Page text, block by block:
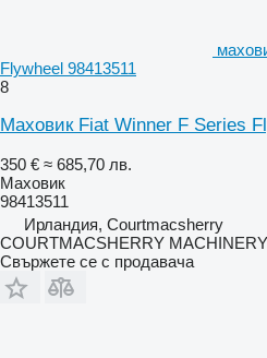
Flywheel 98413511
8
Маховик Fiat Winner F Series
350 € ≈ 685,70 лв.
Маховик
98413511
Ирландия, Courtmacsherry
COURTMACSHERRY
Свържете се с продавача